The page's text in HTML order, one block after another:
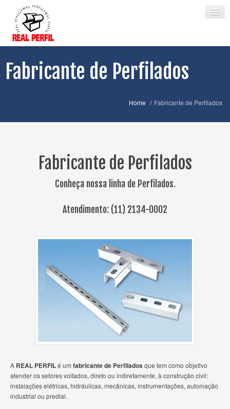
HOME
PRODUTOS
REPRESENTANTES
Fabricante de Perfilados
Home / Fabricante de Perfilados
Fabricante de Perfilados
Conheça nossa linha de Perfilados.
Atendimento: (11) 2134-0002
A REAL PERFILé um fabricante de Perfilados que tem como objetivo
atender os setores voltados, direto ou indiretamente, à construção civil:
instalações elétricas, hidráulicas, mecânicas, instrumentações, automação
industrial ou predial.